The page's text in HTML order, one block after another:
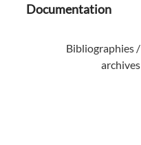
Documentation
Bibliographies /
archives